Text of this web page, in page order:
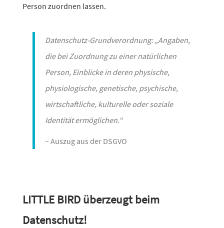
Person zuordnen lassen.
Datenschutz-Grundverordnung: „Angaben,
die bei Zuordnung zu einer natür­li­chen
Person, Einblicke in deren physi­sche,
physio­lo­gi­sche, gene­ti­sche, psychi­sche,
wirt­schaft­liche, kultu­relle oder soziale
Identität ermöglichen.“
– Auszug aus der DSGVO
LITTLE BIRD überzeugt beim
Datenschutz!